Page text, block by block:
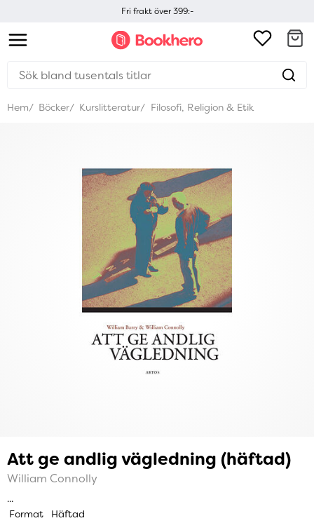
Fri frakt över 399:-
Hem Böcker Kurslitteratur Filosofi, Religion & Etik
Att ge andlig vägledning (häftad)
William Connolly
...
Format
Häftad